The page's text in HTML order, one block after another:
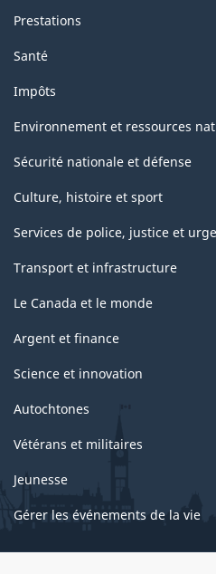
Prestations
Santé
Impôts
Environnement et ressources
Sécurité nationale et défense
Culture, histoire et sport
Services de police, justice et
Transport et infrastructure
Le Canada et le monde
Argent et finance
Science et innovation
Autochtones
Vétérans et militaires
Jeunesse
Gérer les événements de la vie